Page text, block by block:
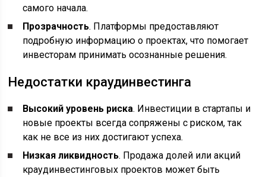
самого начала.
Прозрачность. Платформы предоставляют
подробную информацию о проектах, что помогает
инвесторам принимать осознанные решения.
Недостатки краудинвестинга
Высокий уровень риска. Инвестиции в стартапы и
новые проекты всегда сопряжены с риском, так
как не все из них достигают успеха.
Низкая ликвидность. Продажа долей или акций
краудинвестинговых проектов может быть